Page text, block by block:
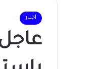
اخبار